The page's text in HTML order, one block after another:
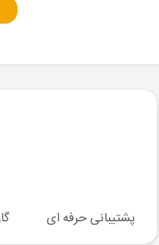
پشتیبانی حرفه ای